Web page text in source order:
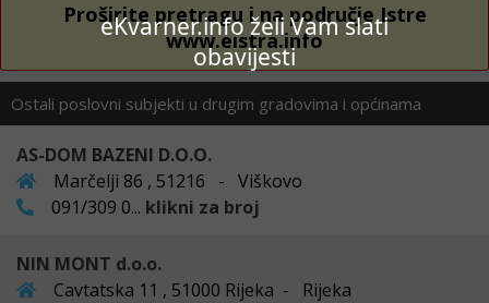
eKvarner.info želi Vam slati
obavijesti
Proširite pretragu i na područje Istre
www.eistra.info
Ostali poslovni subjekti u drugim gradovima i općinama
AS-DOM BAZENI D.O.O.
Marčelji 86 , 51216 - Viškovo
091/309 0... klikni za broj
NIN MONT d.o.o.
Cavtatska 11 , 51000 Rijeka - Rijeka